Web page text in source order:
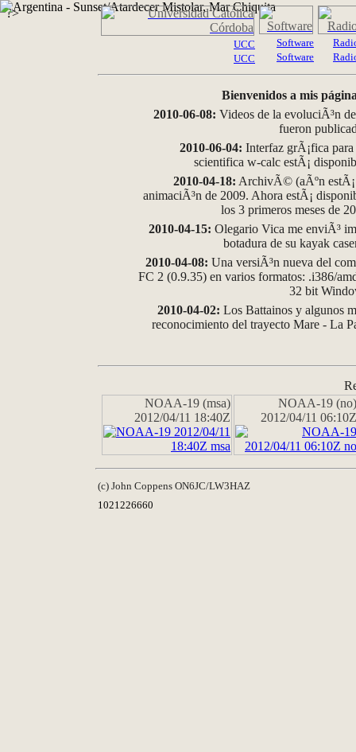
?>
UCC
UCC
Software
Software
Bienvenidos a mis
2010-06-08: Videos de la evoluciÃ³n
fueron
2010-06-04: Interfaz grÃ¡fica
scientifica w-calc estÃ¡
2010-04-18: ArchivÃ© (aÃºn
animaciÃ³n de 2009. Ahora estÃ¡
los 3 primeros meses de
2010-04-15: Olegario Vica me enviÃ³
botadura de su kayak
2010-04-08: Una versiÃ³n nueva del
FC 2 (0.9.35) en varios formatos: .i386/
32 bit
2010-04-02: Los Battainos y algunos
reconocimiento del trayecto Mare - La
NOAA-19 (msa)
2012/04/11 18:40Z
NOAA-19 (no)
2012/04/11 06:10Z
(c) John Coppens ON6JC/LW3HAZ
1021226660